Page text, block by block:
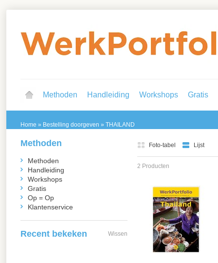
Methoden Handleiding Workshops Gratis
Home » Bestelling doorgeven » THAILAND
Foto-tabel Lijst
2 Producten
Methoden
Methoden
Handleiding
Workshops
Gratis
Op = Op
Klantenservice
Recent bekeken Wissen